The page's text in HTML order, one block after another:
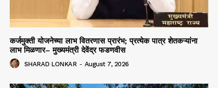
कर्जमुक्ती योजनेच्या लाभ वितरणास प्रारंभ; प्रत्येक पात्र शेतकऱ्यांना
लाभ मिळणार– मुख्यमंत्री देवेंद्र फडणवीस
SHARAD LONKAR - August 7, 2026